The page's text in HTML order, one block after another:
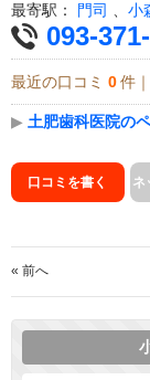
最寄駅： 門司 、 小
093-
最近の口コミ 0 件
▶ 土肥歯科医院の
口コミを書く ネ
« 前へ